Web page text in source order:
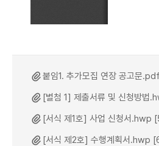
붙임1. 추가모집 연장 공고문
[별첨 1] 제출서류 및 신청방법
[서식 제1호] 사업 신청서.hwp
[서식 제2호] 수행계획서.hwp